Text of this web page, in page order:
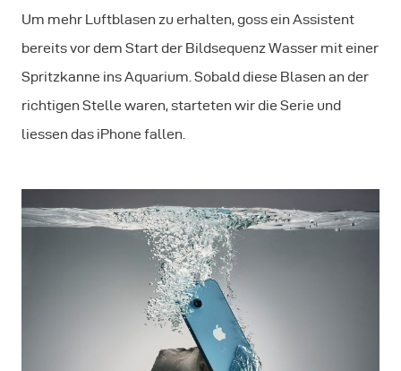
Um mehr Luftblasen zu erhalten, goss ein Assistent
bereits vor dem Start der Bildsequenz Wasser mit einer
Spritzkanne ins Aquarium. Sobald diese Blasen an der
richtigen Stelle waren, starteten wir die Serie und
liessen das iPhone fallen.